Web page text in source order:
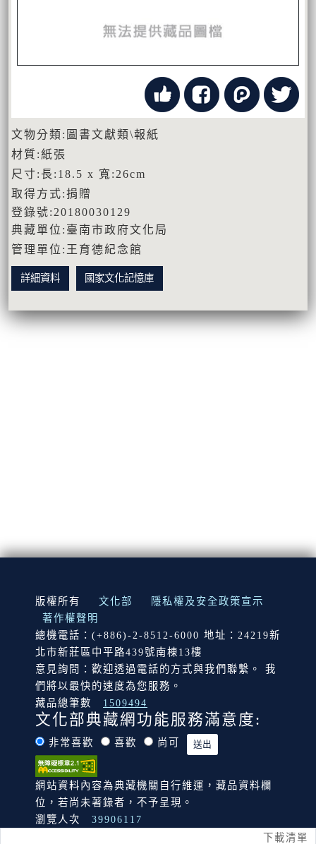
下載清單
文物分類:圖書文獻類\報紙
材質:紙張
尺寸:長:18.5 x 寬:26cm
取得方式:捐贈
登錄號:20180030129
典藏單位:臺南市政府文化局
管理單位:王育德紀念館
詳細資料 國家文化記憶庫
:::
版權所有 文化部
隱私權及安全政策宣示
著作權聲明
總機電話：(+886)-2-8512-6000 地址：24219新
北市新莊區中平路439號南棟13樓
意見詢問：歡迎透過電話的方式與我們聯繫。 我
們將以最快的速度為您服務。
藏品總筆數
1509494
文化部典藏網功能服務滿意度:
非常喜歡 喜歡 尚可
網站資料內容為典藏機關自行維運，藏品資料欄
位，若尚未著錄者，不予呈現。
瀏覽人次
39906117